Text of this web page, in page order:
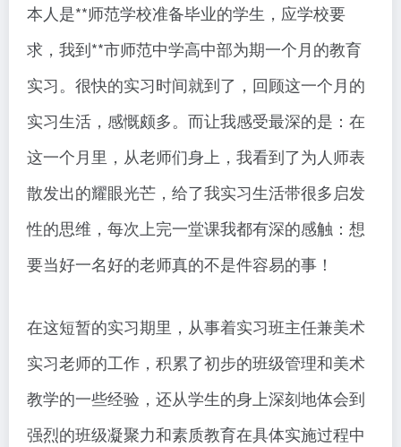
本人是**师范学校准备毕业的学生，应学校要
求，我到**市师范中学高中部为期一个月的教育
实习。很快的实习时间就到了，回顾这一个月的
实习生活，感慨颇多。而让我感受最深的是：在
这一个月里，从老师们身上，我看到了为人师表
散发出的耀眼光芒，给了我实习生活带很多启发
性的思维，每次上完一堂课我都有深的感触：想
要当好一名好的老师真的不是件容易的事！
在这短暂的实习期里，从事着实习班主任兼美术
实习老师的工作，积累了初步的班级管理和美术
教学的一些经验，还从学生的身上深刻地体会到
强烈的班级凝聚力和素质教育在具体实施过程中